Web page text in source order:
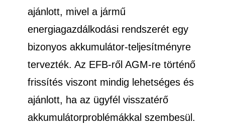
ajánlott, mivel a jármű
energiagazdálkodási rendszerét egy
bizonyos akkumulátor-teljesítményre
tervezték. Az EFB-ről AGM-re történő
frissítés viszont mindig lehetséges és
ajánlott, ha az ügyfél visszatérő
akkumulátorproblémákkal szembesül.